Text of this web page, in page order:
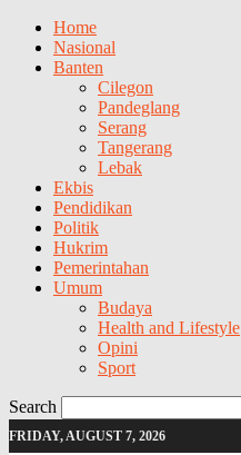
Home
Nasional
Banten
Cilegon
Pandeglang
Serang
Tangerang
Lebak
Ekbis
Pendidikan
Politik
Hukrim
Pemerintahan
Umum
Budaya
Health and Lifestyle
Opini
Sport
Search
FRIDAY, AUGUST 7, 2026